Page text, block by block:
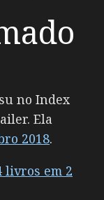
no Index
Ela
2018.
livros em 2